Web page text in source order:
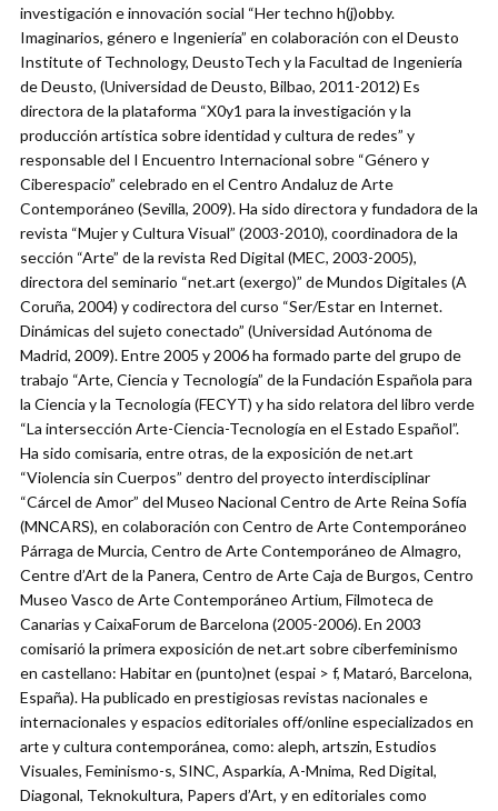
investigación e innovación social “Her techno h(j)obby.
Imaginarios, género e Ingeniería” en colaboración con el Deusto
Institute of Technology, DeustoTech y la Facultad de Ingeniería
de Deusto, (Universidad de Deusto, Bilbao, 2011-2012) Es
directora de la plataforma “X0y1 para la investigación y la
producción artística sobre identidad y cultura de redes” y
responsable del I Encuentro Internacional sobre “Género y
Ciberespacio” celebrado en el Centro Andaluz de Arte
Contemporáneo (Sevilla, 2009). Ha sido directora y fundadora de la
revista “Mujer y Cultura Visual” (2003-2010), coordinadora de la
sección “Arte” de la revista Red Digital (MEC, 2003-2005),
directora del seminario “net.art (exergo)” de Mundos Digitales (A
Coruña, 2004) y codirectora del curso “Ser/Estar en Internet.
Dinámicas del sujeto conectado” (Universidad Autónoma de
Madrid, 2009). Entre 2005 y 2006 ha formado parte del grupo de
trabajo “Arte, Ciencia y Tecnología” de la Fundación Española para
la Ciencia y la Tecnología (FECYT) y ha sido relatora del libro verde
“La intersección Arte-Ciencia-Tecnología en el Estado Español”.
Ha sido comisaria, entre otras, de la exposición de net.art
“Violencia sin Cuerpos” dentro del proyecto interdisciplinar
“Cárcel de Amor” del Museo Nacional Centro de Arte Reina Sofía
(MNCARS), en colaboración con Centro de Arte Contemporáneo
Párraga de Murcia, Centro de Arte Contemporáneo de Almagro,
Centre d’Art de la Panera, Centro de Arte Caja de Burgos, Centro
Museo Vasco de Arte Contemporáneo Artium, Filmoteca de
Canarias y CaixaForum de Barcelona (2005-2006). En 2003
comisarió la primera exposición de net.art sobre ciberfeminismo
en castellano: Habitar en (punto)net (espai > f, Mataró, Barcelona,
España). Ha publicado en prestigiosas revistas nacionales e
internacionales y espacios editoriales off/online especializados en
arte y cultura contemporánea, como: aleph, artszin, Estudios
Visuales, Feminismo-s, SINC, Asparkía, A-Mnima, Red Digital,
Diagonal, Teknokultura, Papers d’Art, y en editoriales como